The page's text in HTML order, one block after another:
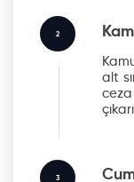
2
alt
3